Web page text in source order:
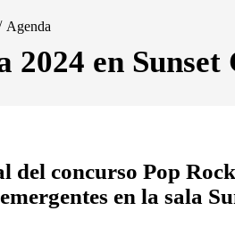
Agenda
2024 en
del concurso Pop
en la sala